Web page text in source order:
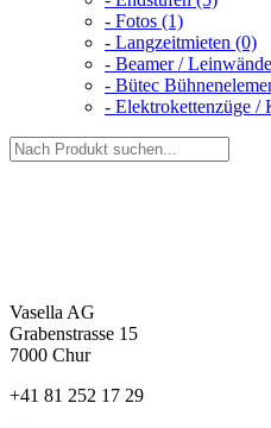
- Fotos (1)
- Langzeitmieten (0)
- Beamer /
- Bütec
- Elektrokettenzüge /
Vasella AG
Grabenstrasse 15
7000 Chur
+41 81 252 17 29